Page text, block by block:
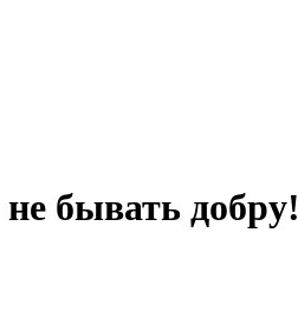
бывать добру!